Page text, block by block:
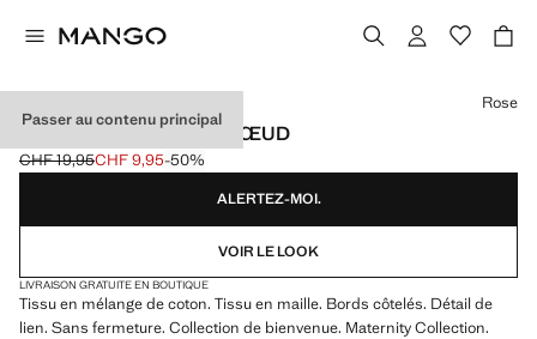
Passer au contenu principal
CHAUSSONS TRICOT NŒUD
Prix initial barré [CHF 19,95 ]
CHF 19,95
Prix actuel [CHF 9,95 ]
CHF 9,95-50%
Choisissez une couleur
Rose
ALERTEZ-MOI.
VOIR LE LOOK
LIVRAISON GRATUITE EN BOUTIQUE
Tissu en mélange de coton. Tissu en maille. Bords côtelés. Détail de
lien. Sans fermeture. Collection de bienvenue. Maternity Collection.